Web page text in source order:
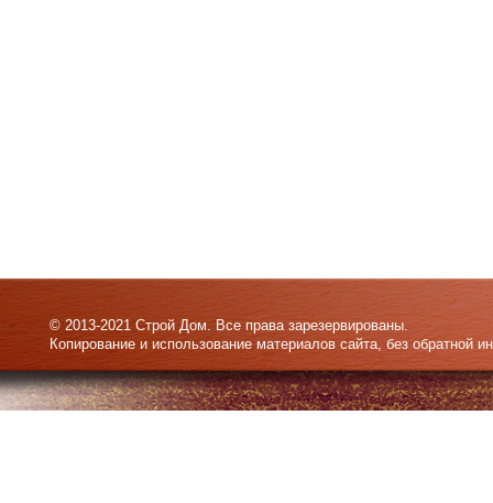
© 2013-2021 Строй Дом. Все права зарезервированы.
Копирование и использование материалов сайта, без обратной